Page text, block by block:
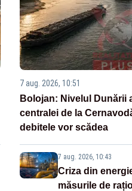
7 aug. 2026, 10:51
Bolojan: Nivelul Dunării
centralei de la
debitele vor scădea
7 aug. 2026, 10:43
Criza din
măsurile de